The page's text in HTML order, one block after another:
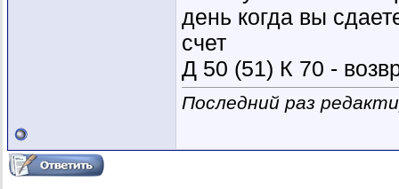
день когда вы
счет
Д 50 (51) К 70 -
Последний раз